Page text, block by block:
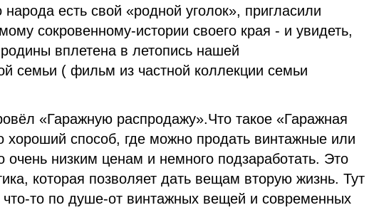
есть свой «родной уголок», пригласили
сокровенному-истории своего края - и увидеть,
вплетена в летопись нашей
семьи ( фильм из частной коллекции семьи
«Гаражную распродажу».Что такое «Гаражная
хороший способ, где можно продать винтажные или
низким ценам и немного подзаработать. Это
которая позволяет дать вещам вторую жизнь. Тут
то по душе-от винтажных вещей и современных